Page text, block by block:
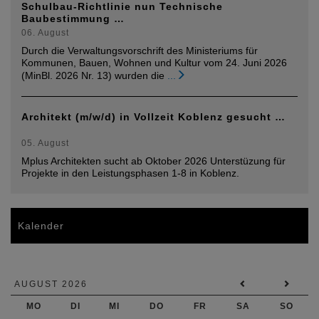
Schulbau-Richtlinie nun Technische
Baubestimmung …
06. August
Durch die Verwaltungsvorschrift des Ministeriums für
Kommunen, Bauen, Wohnen und Kultur vom 24. Juni 2026
(MinBl. 2026 Nr. 13) wurden die
Architekt (m/w/d) in Vollzeit Koblenz gesucht …
05. August
Mplus Architekten sucht ab Oktober 2026 Unterstüzung für
Projekte in den Leistungsphasen 1-8 in Koblenz.
Kalender
AUGUST 2026
MO DI MI DO FR SA SO